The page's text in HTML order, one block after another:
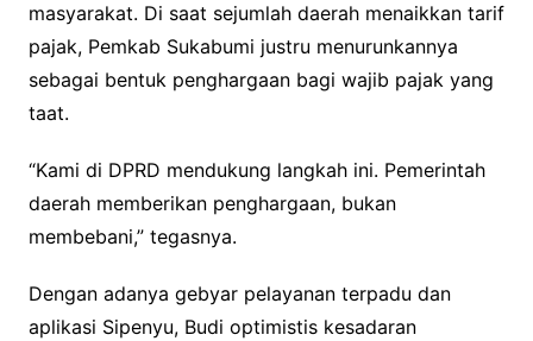
masyarakat. Di saat sejumlah daerah menaikkan tarif
pajak, Pemkab Sukabumi justru menurunkannya
sebagai bentuk penghargaan bagi wajib pajak yang
taat.
“Kami di DPRD mendukung langkah ini. Pemerintah
daerah memberikan penghargaan, bukan
membebani,” tegasnya.
Dengan adanya gebyar pelayanan terpadu dan
aplikasi Sipenyu, Budi optimistis kesadaran